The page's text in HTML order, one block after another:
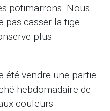
potimarrons. Nous
pas casser la tige.
plus
été vendre une partie
hebdomadaire de
couleurs